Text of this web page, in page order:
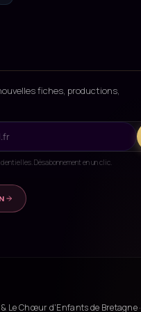
fiches, productions,
Désabonnement en un clic.
Le Chœur d'Enfants de Bretagne ·